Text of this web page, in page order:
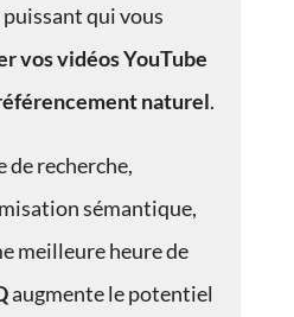
qui vous
vos vidéos YouTube
naturel.
de recherche,
sémantique,
meilleure heure de
augmente le potentiel